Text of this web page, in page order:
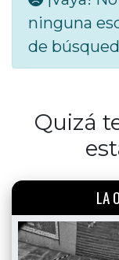
ninguna
de
Quizá
LA